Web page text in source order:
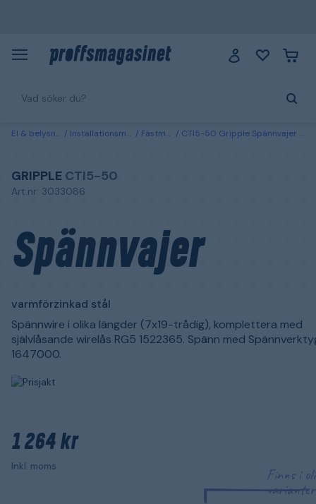
El & belysning Installationsmaterial Fästmaterial CTI5-50 Gripple Spännvajer varmförzinkad stål 50 m
GRIPPLE CTI5-50
Art.nr: 3033086
Spännvajer
varmförzinkad stål
Spännwire i olika längder (7x19-trådig), komplettera med
självlåsande wirelås RG5 1522365. Spänn med
1647000.
1 264 kr
Inkl. moms
Finns i
varianter